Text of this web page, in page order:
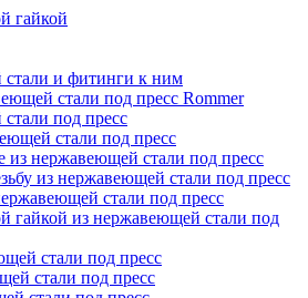
гайкой
и фитинги к ним
стали под пресс Rommer
под пресс
стали под пресс
нержавеющей стали под пресс
из нержавеющей стали под пресс
стали под пресс
гайкой из нержавеющей стали под
стали под пресс
стали под пресс